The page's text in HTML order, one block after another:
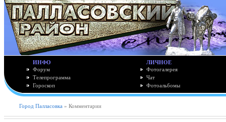
ИНФО
Форум
Телепрограмма
Гороскоп
ЛИЧНОЕ
Фотогалерея
Чат
Фотоальбомы
Город Палласовка » Комментарии